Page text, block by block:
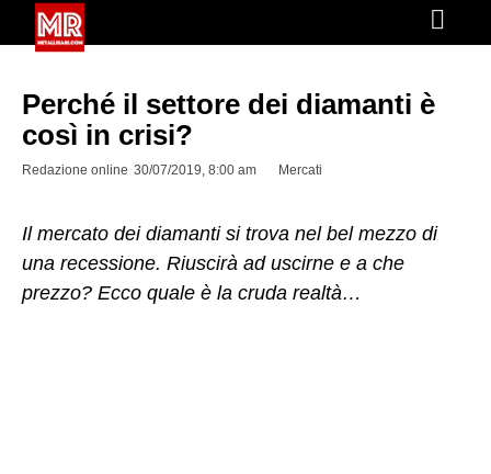
Perché il settore dei diamanti è
così in crisi?
Redazione online 30/07/2019, 8:00 am Mercati
Il mercato dei diamanti si trova nel bel mezzo di
una recessione. Riuscirà ad uscirne e a che
prezzo? Ecco quale è la cruda realtà…